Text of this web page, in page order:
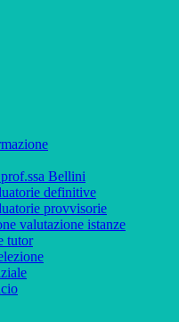
Bellini
definitive
provvisorie
valutazione istanze
tutor